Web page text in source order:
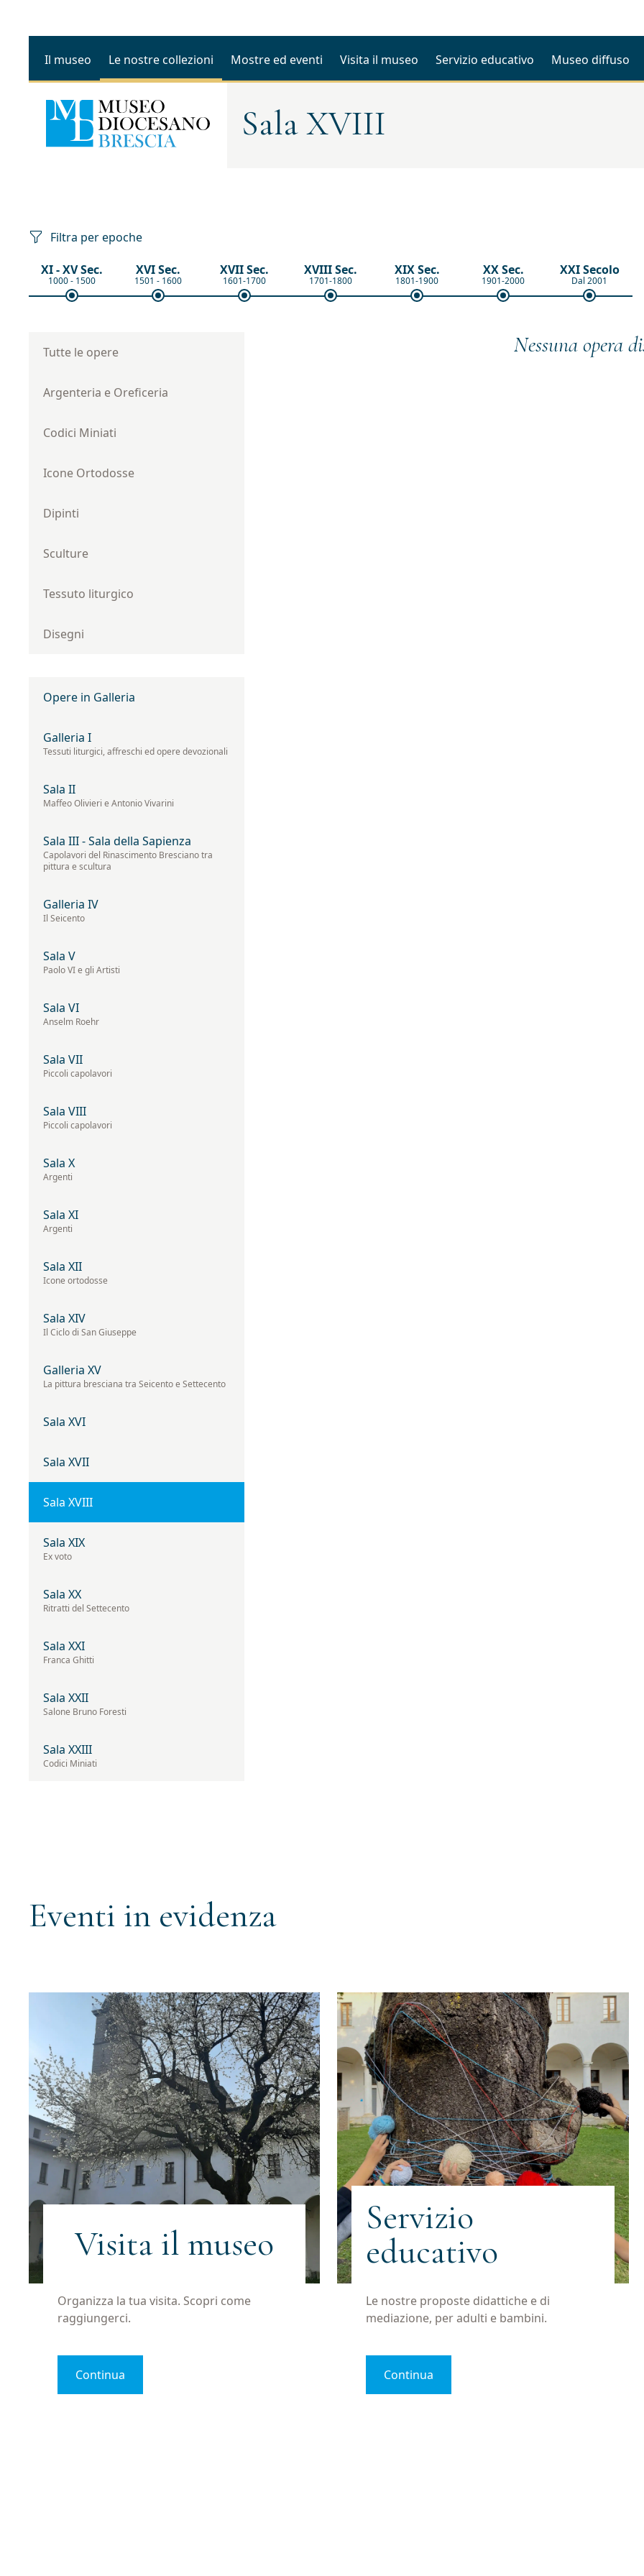
Il museo Le nostre collezioni Mostre ed eventi Visita il museo Servizio educativo Museo diffuso
Sala XVIII
Filtra per epoche
XI - XV Sec.
1000 - 1500
XVI Sec.
1501 - 1600
XVII Sec.
1601-1700
XVIII Sec.
1701-1800
XIX Sec.
1801-1900
XX Sec.
1901-2000
XXI Secolo
Dal 2001
Tutte le opere
Argenteria e Oreficeria
Codici Miniati
Icone Ortodosse
Dipinti
Sculture
Tessuto liturgico
Disegni
Opere in Galleria
Galleria I
Tessuti liturgici, affreschi ed opere devozionali
Sala II
Maffeo Olivieri e Antonio Vivarini
Sala III - Sala della Sapienza
Capolavori del Rinascimento Bresciano tra
pittura e scultura
Galleria IV
Il Seicento
Sala V
Paolo VI e gli Artisti
Sala VI
Anselm Roehr
Sala VII
Piccoli capolavori
Sala VIII
Piccoli capolavori
Sala X
Argenti
Sala XI
Argenti
Sala XII
Icone ortodosse
Sala XIV
Il Ciclo di San Giuseppe
Galleria XV
La pittura bresciana tra Seicento e Settecento
Sala XVI
Sala XVII
Sala XVIII
Sala XIX
Ex voto
Sala XX
Ritratti del Settecento
Sala XXI
Franca Ghitti
Sala XXII
Salone Bruno Foresti
Sala XXIII
Codici Miniati
Nessuna opera
Eventi in evidenza
Visita il museo
Organizza la tua visita. Scopri come
raggiungerci.
Continua
Servizio
educativo
Le nostre proposte didattiche e di
mediazione, per adulti e bambini.
Continua